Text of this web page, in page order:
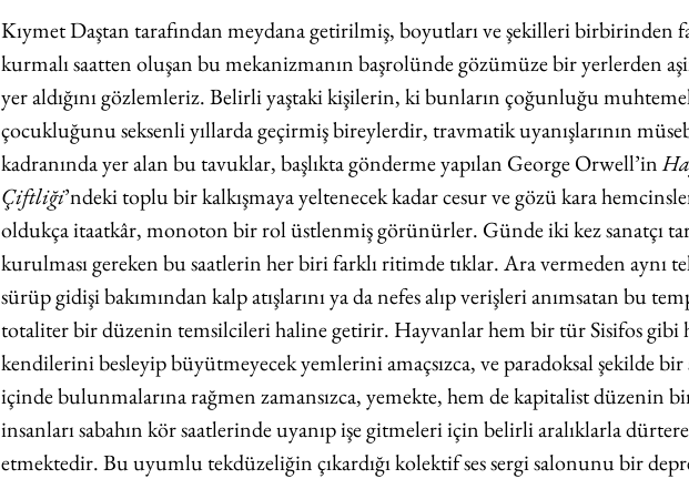
Kıymet Daştan tarafından meydana getirilmiş, boyutları ve şekilleri birbirinden
kurmalı saatten oluşan bu mekanizmanın başrolünde gözümüze bir yerlerden
yer aldığını gözlemleriz. Belirli yaştaki kişilerin, ki bunların çoğunluğu
çocukluğunu seksenli yıllarda geçirmiş bireylerdir, travmatik uyanışlarının
kadranında yer alan bu tavuklar, başlıkta gönderme yapılan George Orwell’in
Çiftliği’ndeki toplu bir kalkışmaya yeltenecek kadar cesur ve gözü kara
oldukça itaatkâr, monoton bir rol üstlenmiş görünürler. Günde iki kez sanatçı
kurulması gereken bu saatlerin her biri farklı ritimde tıklar. Ara vermeden aynı
sürüp gidişi bakımından kalp atışlarını ya da nefes alıp verişleri anımsatan bu
totaliter bir düzenin temsilcileri haline getirir. Hayvanlar hem bir tür Sisifos gibi
kendilerini besleyip büyütmeyecek yemlerini amaçsızca, ve paradoksal şekilde bir
içinde bulunmalarına rağmen zamansızca, yemekte, hem de kapitalist düzenin
insanları sabahın kör saatlerinde uyanıp işe gitmeleri için belirli aralıklarla
etmektedir. Bu uyumlu tekdüzeliğin çıkardığı kolektif ses sergi salonunu bir